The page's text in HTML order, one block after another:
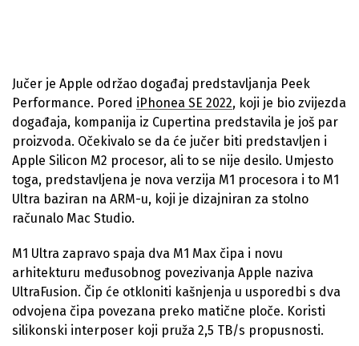
Jučer je Apple održao događaj predstavljanja Peek
Performance. Pored iPhonea SE 2022, koji je bio zvijezda
događaja, kompanija iz Cupertina predstavila je još par
proizvoda. Očekivalo se da će jučer biti predstavljen i
Apple Silicon M2 procesor, ali to se nije desilo. Umjesto
toga, predstavljena je nova verzija M1 procesora i to M1
Ultra baziran na ARM-u, koji je dizajniran za stolno
računalo Mac Studio.
M1 Ultra zapravo spaja dva M1 Max čipa i novu
arhitekturu međusobnog povezivanja Apple naziva
UltraFusion. Čip će otkloniti kašnjenja u usporedbi s dva
odvojena čipa povezana preko matične ploče. Koristi
silikonski interposer koji pruža 2,5 TB/s propusnosti.